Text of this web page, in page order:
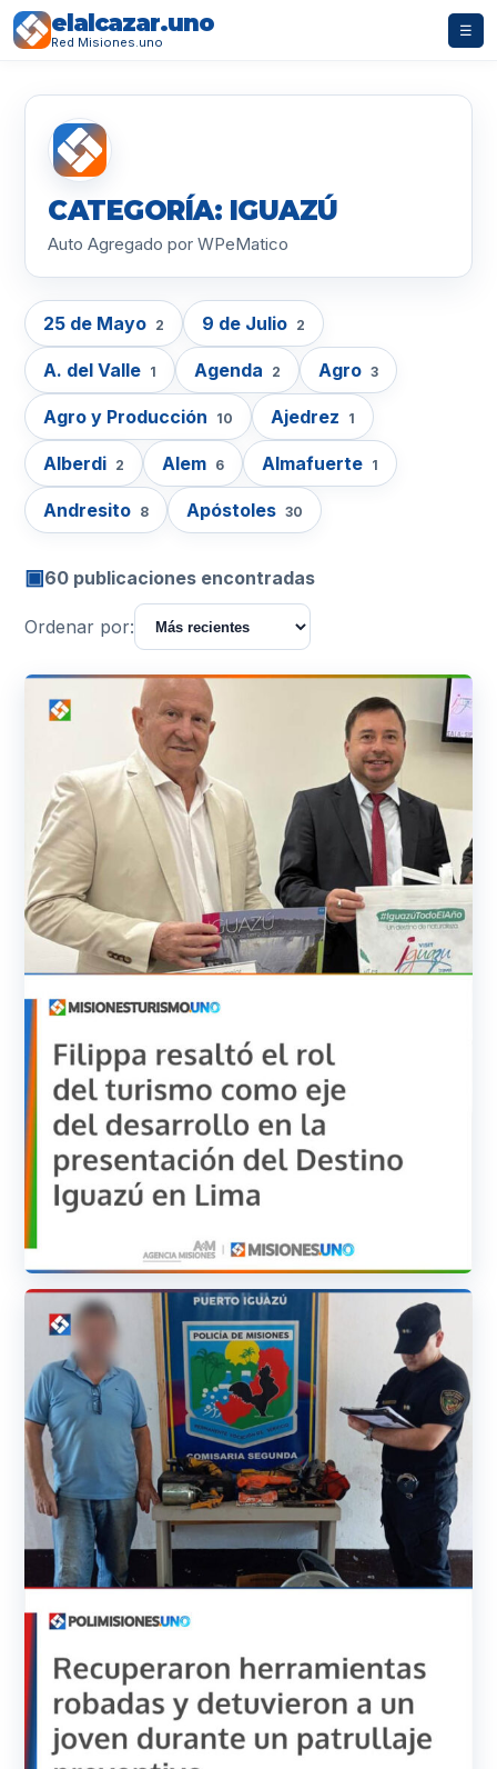
elalcazar.uno
Red Misiones.uno
☰
CATEGORÍA: IGUAZÚ
Auto Agregado por WPeMatico
25 de Mayo 2 9 de Julio 2
A. del Valle 1 Agenda 2 Agro 3
Agro y Producción 10 Ajedrez 1
Alberdi 2 Alem 6 Almafuerte 1
Andresito 8 Apóstoles 30
▣60 publicaciones encontradas
Ordenar por: